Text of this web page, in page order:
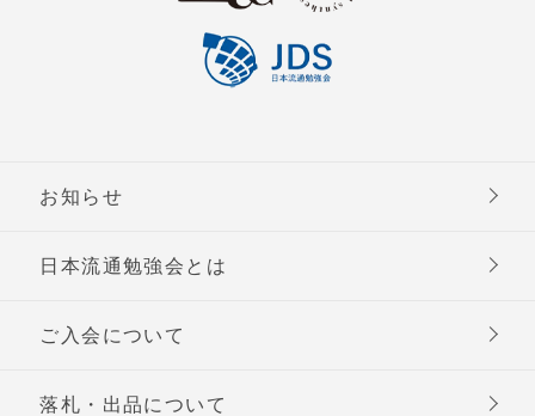
お知らせ
日本流通勉強会とは
ご入会について
落札・出品について